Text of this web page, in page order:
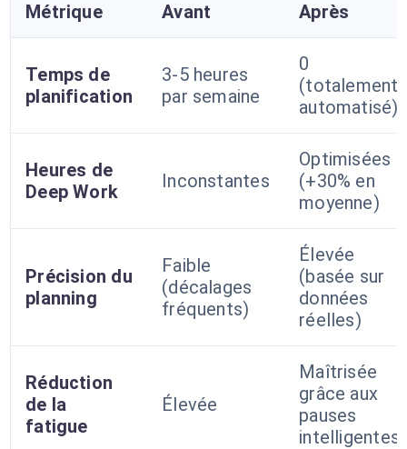
Métrique Avant Après
Temps de
planification
3-5 heures
par semaine
0
(totalement
automatisé)
Heures de
Deep Work
Inconstantes
Optimisées
(+30% en
moyenne)
Précision du
planning
Faible
(décalages
fréquents)
Élevée
(basée sur
données
réelles)
Réduction
de la
fatigue
Élevée
Maîtrisée
grâce aux
pauses
intelligentes